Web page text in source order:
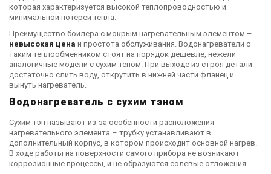
которая характеризуется высокой теплопроводностью и
минимальной потерей тепла.
Преимущество бойлера с мокрым нагревательным элементом –
невысокая цена и простота обслуживания. Водонагреватели с
таким теплообменником стоят на порядок дешевле, нежели
аналогичные модели с сухим теном. При выходе из строя детали
достаточно слить воду, открутить в нижней части фланец и
вынуть нагреватель.
Водонагреватель с сухим тэном
Сухим тэн называют из-за особенности расположения
нагревательного элемента – трубку устанавливают в
дополнительный корпус, в котором происходит основной нагрев.
В ходе работы на поверхности самого прибора не возникают
коррозионные процессы, и не образуются солевые отложения.